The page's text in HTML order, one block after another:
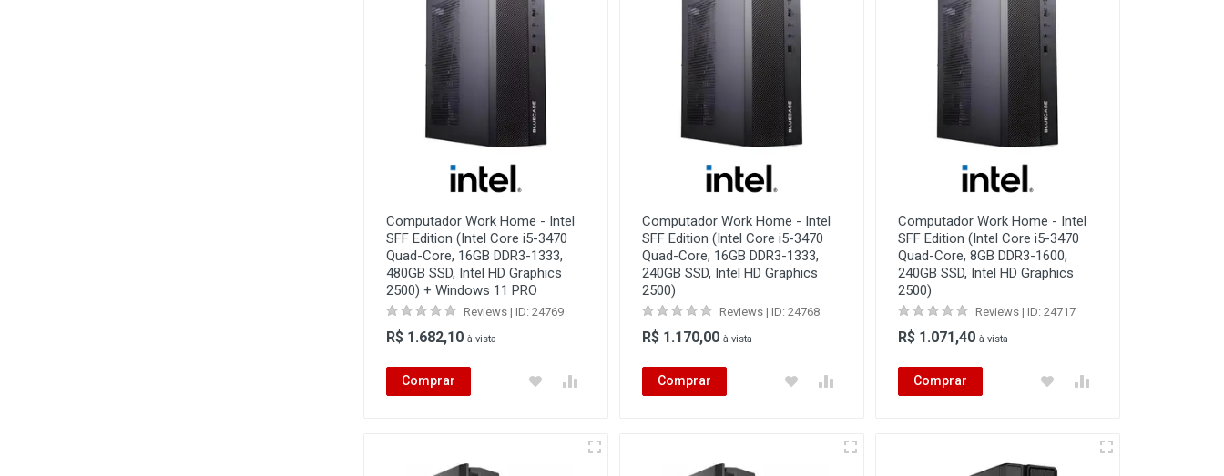
Computador Work Home - Intel
SFF Edition (Intel Core i5-3470
Quad-Core, 16GB DDR3-1333,
480GB SSD, Intel HD Graphics
2500) + Windows 11 PRO
Reviews | ID: 24769
R$ 1.682,10 à vista
Comprar
Computador Work Home - Intel
SFF Edition (Intel Core i5-3470
Quad-Core, 16GB DDR3-1333,
240GB SSD, Intel HD Graphics
2500)
Reviews | ID: 24768
R$ 1.170,00 à vista
Comprar
Computador Work Home - Intel
SFF Edition (Intel Core i5-3470
Quad-Core, 8GB DDR3-1600,
240GB SSD, Intel HD Graphics
2500)
Reviews | ID: 24717
R$ 1.071,40 à vista
Comprar